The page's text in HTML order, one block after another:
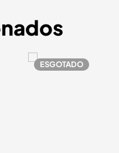
ESGOTADO